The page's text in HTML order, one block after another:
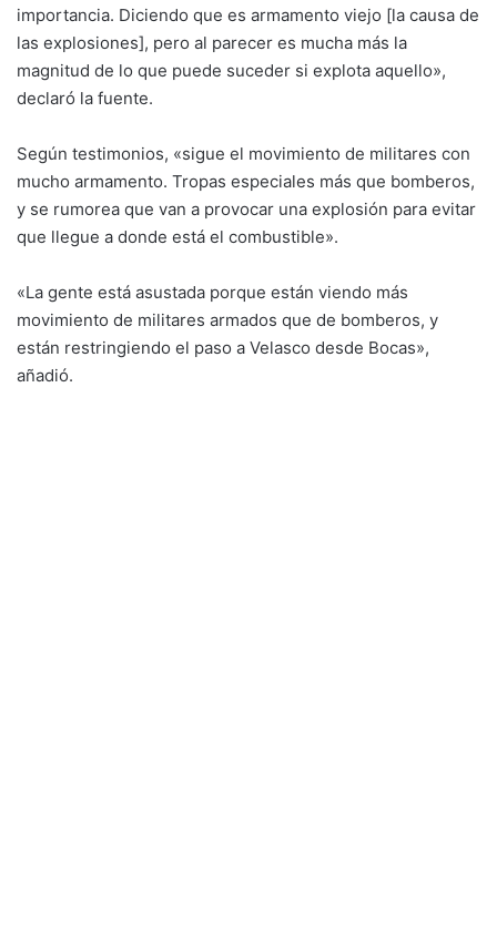
importancia. Diciendo que es armamento viejo [la causa de
las explosiones], pero al parecer es mucha más la
magnitud de lo que puede suceder si explota aquello»,
declaró la fuente.
Según testimonios, «sigue el movimiento de militares con
mucho armamento. Tropas especiales más que bomberos,
y se rumorea que van a provocar una explosión para evitar
que llegue a donde está el combustible».
«La gente está asustada porque están viendo más
movimiento de militares armados que de bomberos, y
están restringiendo el paso a Velasco desde Bocas»,
añadió.